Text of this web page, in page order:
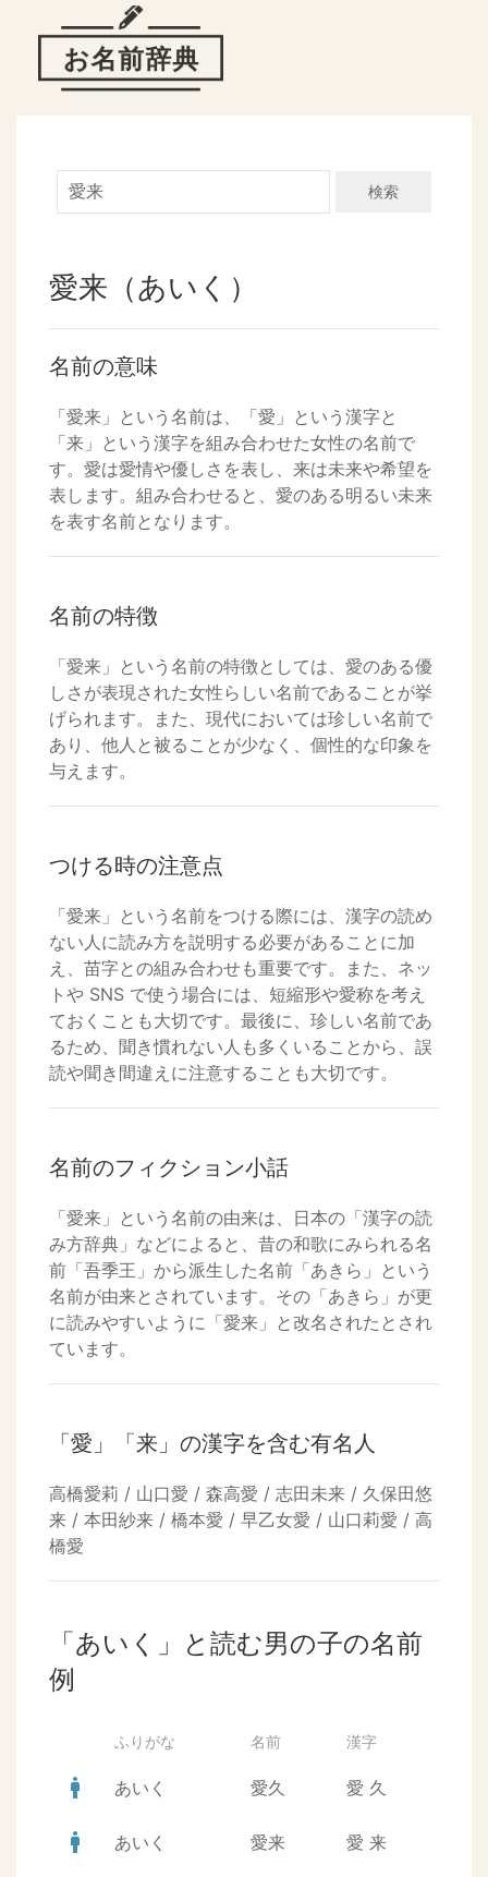
検索
愛来（あいく）
名前の意味
「愛来」という名前は、「愛」という漢字と
「来」という漢字を組み合わせた女性の名前で
す。愛は愛情や優しさを表し、来は未来や希望を
表します。組み合わせると、愛のある明るい未来
を表す名前となります。
名前の特徴
「愛来」という名前の特徴としては、愛のある優
しさが表現された女性らしい名前であることが挙
げられます。また、現代においては珍しい名前で
あり、他人と被ることが少なく、個性的な印象を
与えます。
つける時の注意点
「愛来」という名前をつける際には、漢字の読め
ない人に読み方を説明する必要があることに加
え、苗字との組み合わせも重要です。また、ネッ
トや SNS で使う場合には、短縮形や愛称を考え
ておくことも大切です。最後に、珍しい名前であ
るため、聞き慣れない人も多くいることから、誤
読や聞き間違えに注意することも大切です。
名前のフィクション小話
「愛来」という名前の由来は、日本の「漢字の読
み方辞典」などによると、昔の和歌にみられる名
前「吾季王」から派生した名前「あきら」という
名前が由来とされています。その「あきら」が更
に読みやすいように「愛来」と改名されたとされ
ています。
「愛」「来」の漢字を含む有名人
高橋愛莉 / 山口愛 / 森高愛 / 志田未来 / 久保田悠
来 / 本田紗来 / 橋本愛 / 早乙女愛 / 山口莉愛 / 高
橋愛
「あいく」と読む男の子の名前
例
ふりがな 名前 漢字
man あいく 愛久 愛 久
man あいく 愛来 愛 来